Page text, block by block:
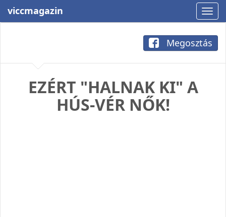
viccmagazin
Megosztás
EZÉRT "HALNAK KI" A
HÚS-VÉR NŐK!